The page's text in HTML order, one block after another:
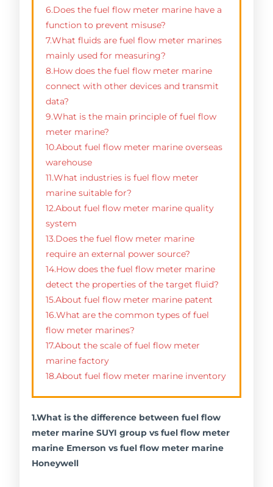
6.Does the fuel flow meter marine have a
function to prevent misuse?
7.What fluids are fuel flow meter marines
mainly used for measuring?
8.How does the fuel flow meter marine
connect with other devices and transmit
data?
9.What is the main principle of fuel flow
meter marine?
10.About fuel flow meter marine overseas
warehouse
11.What industries is fuel flow meter
marine suitable for?
12.About fuel flow meter marine quality
system
13.Does the fuel flow meter marine
require an external power source?
14.How does the fuel flow meter marine
detect the properties of the target fluid?
15.About fuel flow meter marine patent
16.What are the common types of fuel
flow meter marines?
17.About the scale of fuel flow meter
marine factory
18.About fuel flow meter marine inventory
1.What is the difference between fuel flow
meter marine SUYI group vs fuel flow meter
marine Emerson vs fuel flow meter marine
Honeywell